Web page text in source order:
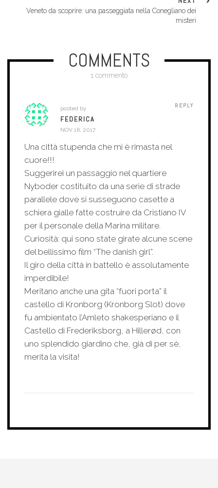
Veneto da scoprire: una passeggiata nella Conegliano dei
misteri
COMMENTS
1 commento
posted by
FEDERICA
NOV 16, 2017
REPLY
Una città stupenda che mi è rimasta nel
cuore!!!
Suggerirei un passaggio nel quartiere
Nyboder costituito da una serie di strade
parallele dove si susseguono casette a
schiera gialle fatte costruire da Cristiano IV
per il personale della Marina militare.
Curiosità: qui sono state girate alcune scene
del bellissimo film “The danish girl”.
Il giro della città in battello è assolutamente
imperdibile!
Meritano anche una gita “fuori porta” il
castello di Kronborg (Kronborg Slot) dove
fu ambientato l’Amleto shakesperiano e il
Castello di Frederiksborg, a Hillerød, con
uno splendido giardino che, già di per sè,
merita la visita!